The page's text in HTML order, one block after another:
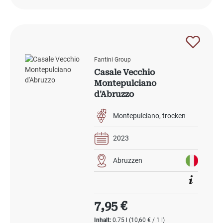
Fantini Group
Casale Vecchio
Montepulciano
d'Abruzzo
Montepulciano trocken
2023
Abruzzen
Inhalt:0.75 l(10,60 € / 1 l)
Regulärer Preis:
7,95 €